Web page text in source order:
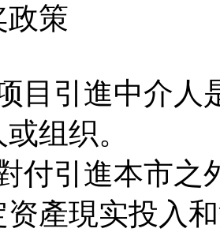
政策
目引進中介人
组织。
付引進本市之
资產現实投入